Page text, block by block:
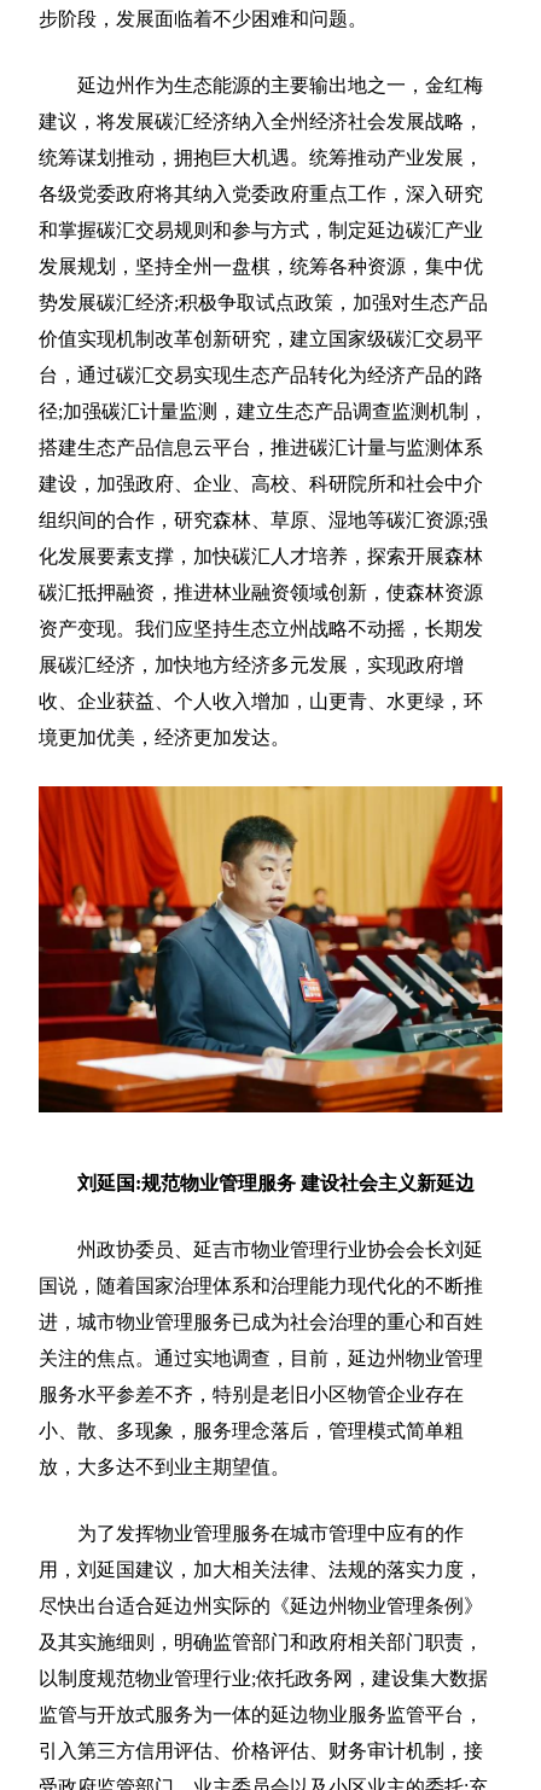
步阶段，发展面临着不少困难和问题。
延边州作为生态能源的主要输出地之一，金红梅
建议，将发展碳汇经济纳入全州经济社会发展战略，
统筹谋划推动，拥抱巨大机遇。统筹推动产业发展，
各级党委政府将其纳入党委政府重点工作，深入研究
和掌握碳汇交易规则和参与方式，制定延边碳汇产业
发展规划，坚持全州一盘棋，统筹各种资源，集中优
势发展碳汇经济;积极争取试点政策，加强对生态产品
价值实现机制改革创新研究，建立国家级碳汇交易平
台，通过碳汇交易实现生态产品转化为经济产品的路
径;加强碳汇计量监测，建立生态产品调查监测机制，
搭建生态产品信息云平台，推进碳汇计量与监测体系
建设，加强政府、企业、高校、科研院所和社会中介
组织间的合作，研究森林、草原、湿地等碳汇资源;强
化发展要素支撑，加快碳汇人才培养，探索开展森林
碳汇抵押融资，推进林业融资领域创新，使森林资源
资产变现。我们应坚持生态立州战略不动摇，长期发
展碳汇经济，加快地方经济多元发展，实现政府增
收、企业获益、个人收入增加，山更青、水更绿，环
境更加优美，经济更加发达。
刘延国:规范物业管理服务 建设社会主义新延边
州政协委员、延吉市物业管理行业协会会长刘延
国说，随着国家治理体系和治理能力现代化的不断推
进，城市物业管理服务已成为社会治理的重心和百姓
关注的焦点。通过实地调查，目前，延边州物业管理
服务水平参差不齐，特别是老旧小区物管企业存在
小、散、多现象，服务理念落后，管理模式简单粗
放，大多达不到业主期望值。
为了发挥物业管理服务在城市管理中应有的作
用，刘延国建议，加大相关法律、法规的落实力度，
尽快出台适合延边州实际的《延边州物业管理条例》
及其实施细则，明确监管部门和政府相关部门职责，
以制度规范物业管理行业;依托政务网，建设集大数据
监管与开放式服务为一体的延边物业服务监管平台，
引入第三方信用评估、价格评估、财务审计机制，接